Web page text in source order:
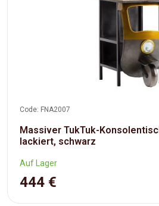
Code: FNA2007
Massiver TukTuk-
lackiert, schwarz
Auf Lager
444 €